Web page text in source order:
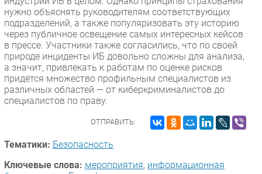
нужно объяснять руководителям соответствующих
подразделений, а также популяризовать эту историю
через публичное освещение самых интересных кейсов
в прессе. Участники также согласились, что по своей
природе инциденты ИБ довольно сложны для анализа,
а значит, привлекать к работам по оценке рисков
придётся множество профильным специалистов из
различных областей — от киберкриминалистов до
специалистов по праву.
ОТПРАВИТЬ:
Тематики: Безопасность
Ключевые слова: мероприятия, информационная